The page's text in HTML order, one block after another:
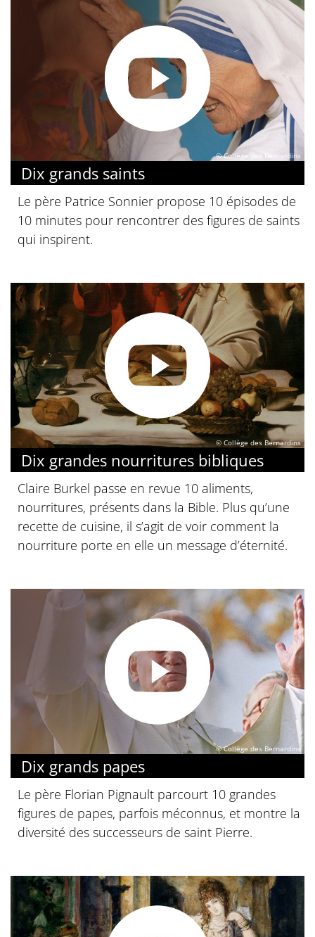
© Collège des Bernardins
Dix grands saints
Le père Patrice Sonnier propose 10 épisodes de
10 minutes pour rencontrer des figures de saints
qui inspirent.
© Collège des Bernardins
Dix grandes nourritures bibliques
Claire Burkel passe en revue 10 aliments,
nourritures, présents dans la Bible. Plus qu’une
recette de cuisine, il s’agit de voir comment la
nourriture porte en elle un message d’éternité.
© Collège des Bernardins
Dix grands papes
Le père Florian Pignault parcourt 10 grandes
figures de papes, parfois méconnus, et montre la
diversité des successeurs de saint Pierre.